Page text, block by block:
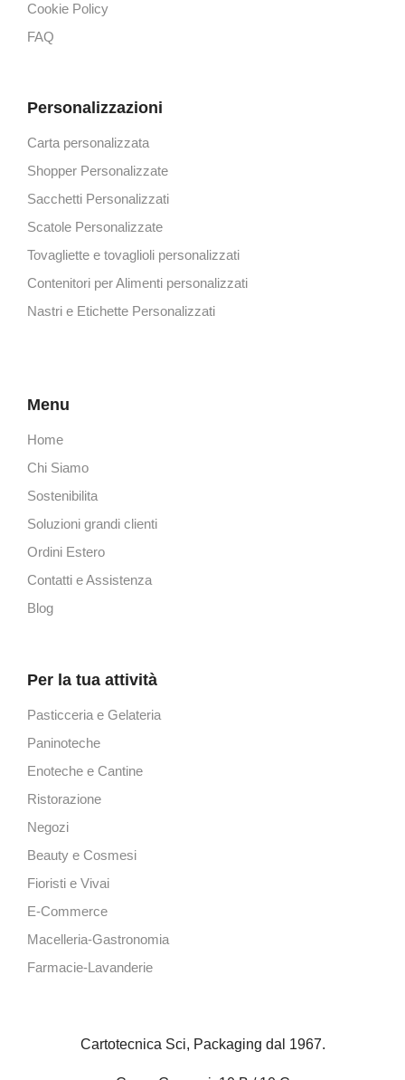
Cookie Policy
FAQ
Personalizzazioni
Carta personalizzata
Shopper Personalizzate
Sacchetti Personalizzati
Scatole Personalizzate
Tovagliette e tovaglioli personalizzati
Contenitori per Alimenti personalizzati
Nastri e Etichette Personalizzati
Menu
Home
Chi Siamo
Sostenibilita
Soluzioni grandi clienti
Ordini Estero
Contatti e Assistenza
Blog
Per la tua attività
Pasticceria e Gelateria
Paninoteche
Enoteche e Cantine
Ristorazione
Negozi
Beauty e Cosmesi
Fioristi e Vivai
E-Commerce
Macelleria-Gastronomia
Farmacie-Lavanderie
Cartotecnica Sci, Packaging dal 1967.